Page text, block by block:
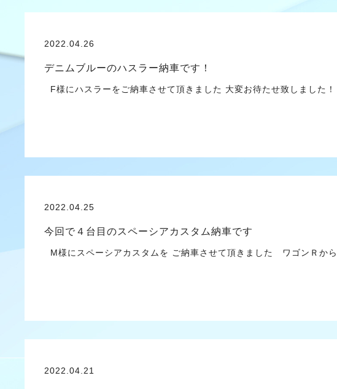
2022.04.26
デニムブルーのハスラー納車です！
F様にハスラーをご納車させて頂きました 大変お待たせ致しまし
2022.04.25
今回で４台目のスペーシアカスタム納車です
M様にスペーシアカスタムを ご納車させて頂きました ワゴンＲか
2022.04.21